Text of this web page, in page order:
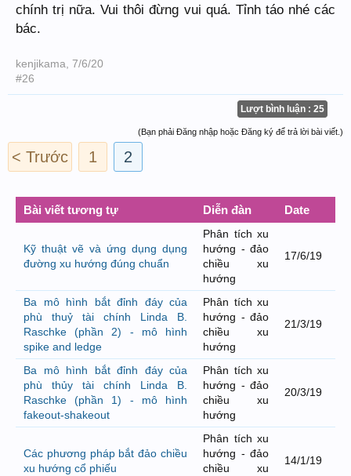
chính trị nữa. Vui thôi đừng vui quá. Tỉnh táo nhé các
bác.
kenjikama, 7/6/20
#26
Lượt bình luận : 25
(Bạn phải Đăng nhập hoặc Đăng ký để trả lời bài viết.)
< Trước 1 2
Bài viết tương tự Diễn đàn Date
Kỹ thuật vẽ và ứng dụng dụng
đường xu hướng đúng chuẩn
Phân tích xu
hướng - đảo
chiều xu
hướng
17/6/19
Ba mô hình bắt đỉnh đáy của
phù thuỷ tài chính Linda B.
Raschke (phần 2) - mô hình
spike and ledge
Phân tích xu
hướng - đảo
chiều xu
hướng
21/3/19
Ba mô hình bắt đỉnh đáy của
phù thủy tài chính Linda B.
Raschke (phần 1) - mô hình
fakeout-shakeout
Phân tích xu
hướng - đảo
chiều xu
hướng
20/3/19
Các phương pháp bắt đảo chiều
xu hướng cổ phiếu
Phân tích xu
hướng - đảo
chiều xu
14/1/19